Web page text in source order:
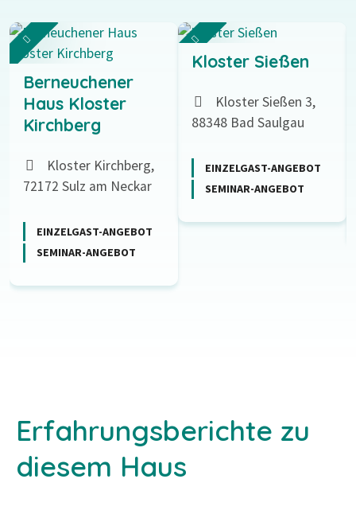
Berneuchener
Haus Kloster
Kirchberg
Kloster Kirchberg,
72172 Sulz am Neckar
EINZELGAST-ANGEBOT
SEMINAR-ANGEBOT
Kloster Sießen
Kloster Sießen 3,
88348 Bad Saulgau
EINZELGAST-ANGEBOT
SEMINAR-ANGEBOT
Erfahrungsberichte zu
diesem Haus